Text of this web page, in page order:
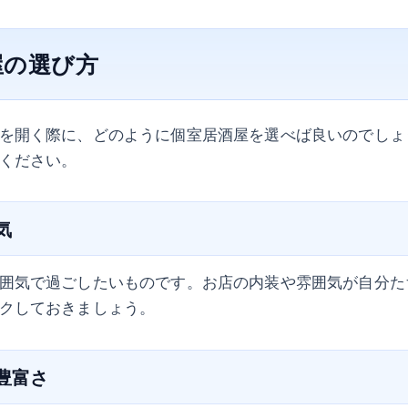
選び方
開く際に、どのように個室居酒屋を選べば良いのでし
ださい。
気で過ごしたいものです。お店の内装や雰囲気が自分
しておきましょう。
富さ